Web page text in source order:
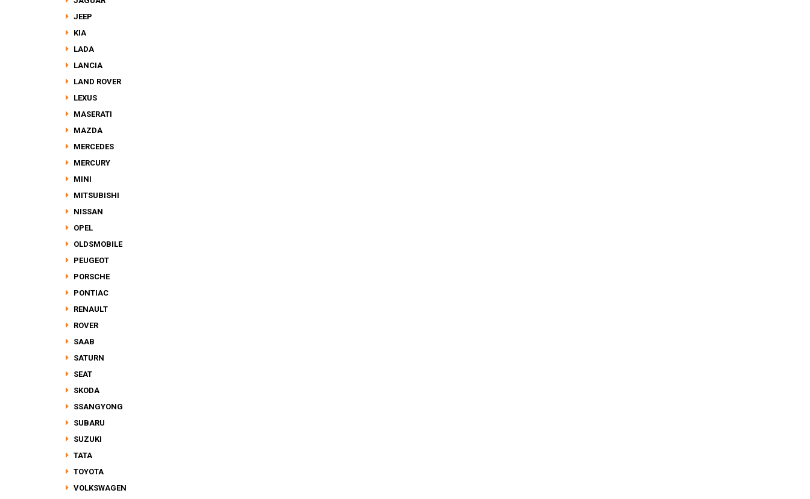
JEEP
KIA
LADA
LANCIA
LAND ROVER
LEXUS
MASERATI
MAZDA
MERCEDES
MERCURY
MINI
MITSUBISHI
NISSAN
OPEL
OLDSMOBILE
PEUGEOT
PORSCHE
PONTIAC
RENAULT
ROVER
SAAB
SATURN
SEAT
SKODA
SSANGYONG
SUBARU
SUZUKI
TATA
TOYOTA
VOLKSWAGEN